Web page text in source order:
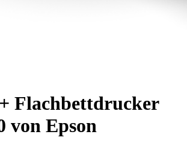
Flachbettdrucker
von Epson